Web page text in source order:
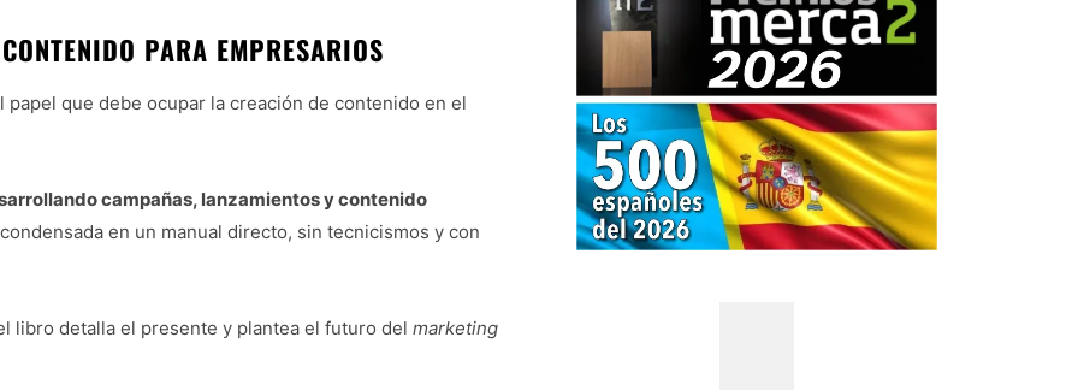
PARA EMPRESARIOS
que debe ocupar la creación de contenido en el
campañas, lanzamientos y contenido
en un manual directo, sin tecnicismos y con
libro detalla el presente y plantea el futuro del marketing